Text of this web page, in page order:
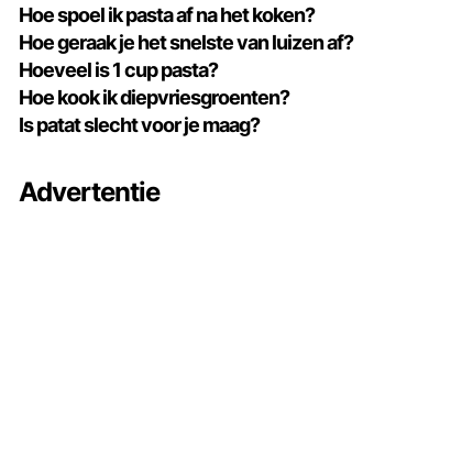
Hoe spoel ik pasta af na het koken?
Hoe geraak je het snelste van luizen af?
Hoeveel is 1 cup pasta?
Hoe kook ik diepvriesgroenten?
Is patat slecht voor je maag?
Advertentie